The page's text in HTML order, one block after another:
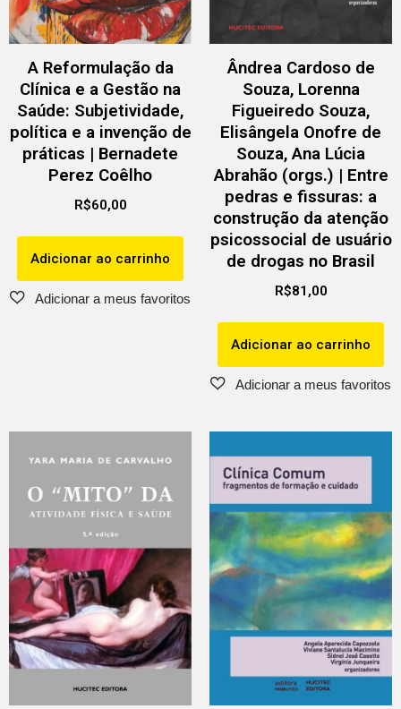
A Reformulação da
Clínica e a Gestão na
Saúde: Subjetividade,
política e a invenção de
práticas | Bernadete
Perez Coêlho
R$60,00
Adicionar ao carrinho
Ândrea Cardoso de
Souza, Lorenna
Figueiredo Souza,
Elisângela Onofre de
Souza, Ana Lúcia
Abrahão (orgs.) | Entre
pedras e fissuras: a
construção da atenção
psicossocial de usuário
de drogas no Brasil
R$81,00
Adicionar ao carrinho